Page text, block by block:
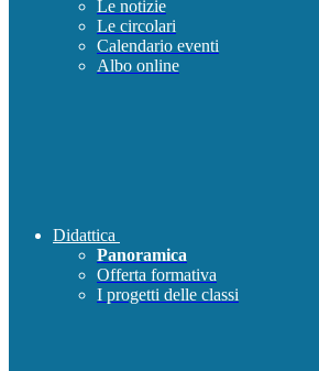
Le notizie
Le circolari
Calendario eventi
Albo online
Didattica
Panoramica
Offerta formativa
I progetti delle classi